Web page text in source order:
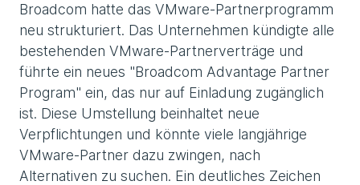
Broadcom hatte das VMware-Partnerprogramm
neu strukturiert. Das Unternehmen kündigte alle
bestehenden VMware-Partnerverträge und
führte ein neues "Broadcom Advantage Partner
Program" ein, das nur auf Einladung zugänglich
ist. Diese Umstellung beinhaltet neue
Verpflichtungen und könnte viele langjährige
VMware-Partner dazu zwingen, nach
Alternativen zu suchen. Ein deutliches Zeichen